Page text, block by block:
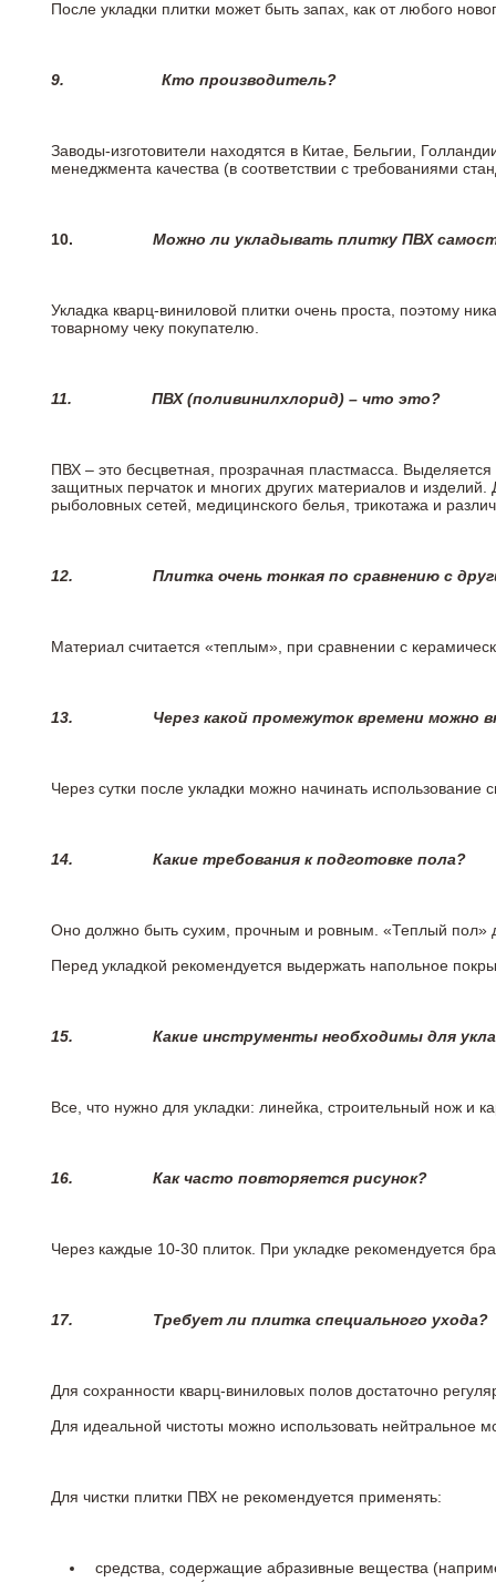
После укладки плитки может быть запах, как от любого
9. Кто производитель?
Заводы-изготовители находятся в Китае, Бельгии,
менеджмента качества (в соответствии с требованиями
10. Можно ли укладывать плитку ПВХ
Укладка кварц-виниловой плитки очень проста, поэтому
товарному чеку покупателю.
11. ПВХ (поливинилхлорид) – что это?
ПВХ – это бесцветная, прозрачная пластмасса.
защитных перчаток и многих других материалов и
рыболовных сетей, медицинского белья, трикотажа и
12. Плитка очень тонкая по сравнению с
Материал считается «теплым», при сравнении с
13. Через какой промежуток времени можно
Через сутки после укладки можно начинать
14. Какие требования к подготовке пола?
Оно должно быть сухим, прочным и ровным. «Теплый пол»
Перед укладкой рекомендуется выдержать напольное
15. Какие инструменты необходимы для
Все, что нужно для укладки: линейка, строительный нож и
16. Как часто повторяется рисунок?
Через каждые 10-30 плиток. При укладке рекомендуется
17. Требует ли плитка специального ухода?
Для сохранности кварц-виниловых полов достаточно
Для идеальной чистоты можно использовать
Для чистки плитки ПВХ не рекомендуется применять:
средства, содержащие абразивные вещества